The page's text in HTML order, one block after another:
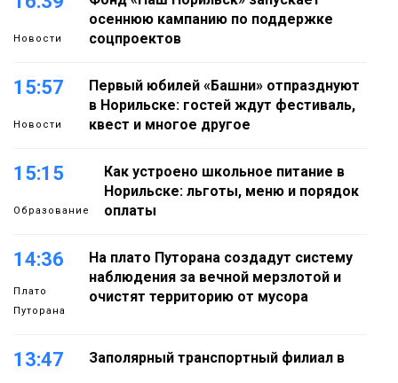
Новости
осеннюю кампанию по поддержке
соцпроектов
15:57
Новости
Первый юбилей «Башни» отпразднуют
в Норильске: гостей ждут фестиваль,
квест и многое другое
15:15
Образование
Как устроено школьное питание в
Норильске: льготы, меню и порядок
оплаты
14:36
Плато
Путорана
На плато Путорана создадут систему
наблюдения за вечной мерзлотой и
очистят территорию от мусора
13:47
Заполярный транспортный филиал в